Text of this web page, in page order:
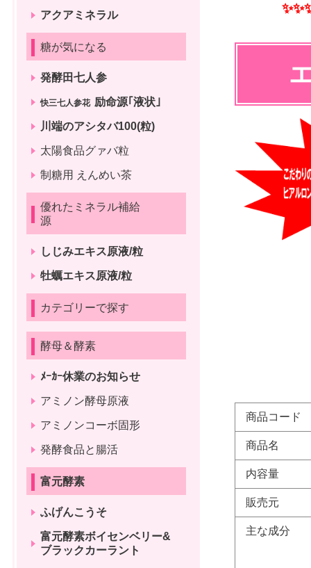
商品コード
商品名
内容量
販売元
主な成分
アクアミネラル
糖が気になる
発酵田七人参
快三七人参花 励命源｢液状｣
川端のアシタバ100(粒)
太陽食品グァバ粒
制糖用 えんめい茶
優れたミネラル補給
源
しじみエキス原液/粒
牡蠣エキス原液/粒
カテゴリーで探す
酵母＆酵素
ﾒｰｶｰ休業のお知らせ
アミノン酵母原液
アミノンコーボ固形
発酵食品と腸活
富元酵素
ふげんこうそ
富元酵素ボイセンベリー&
ブラックカーラント